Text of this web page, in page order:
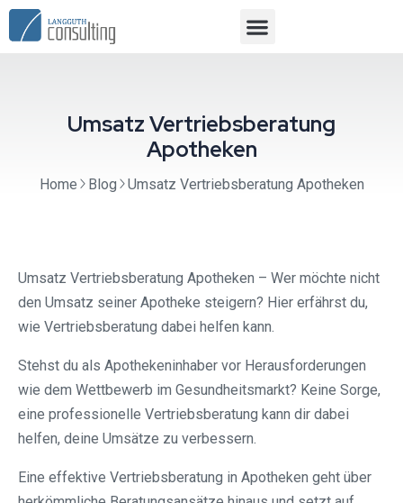
Umsatz Vertriebsberatung
Apotheken
Home Blog Umsatz Vertriebsberatung Apotheken
Umsatz Vertriebsberatung Apotheken – Wer möchte nicht
den Umsatz seiner Apotheke steigern? Hier erfährst du,
wie Vertriebsberatung dabei helfen kann.
Stehst du als Apothekeninhaber vor Herausforderungen
wie dem Wettbewerb im Gesundheitsmarkt? Keine Sorge,
eine professionelle Vertriebsberatung kann dir dabei
helfen, deine Umsätze zu verbessern.
Eine effektive Vertriebsberatung in Apotheken geht über